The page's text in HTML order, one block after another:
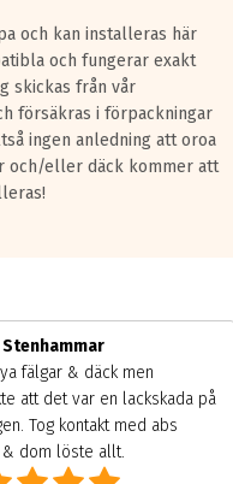
och kan installeras här
och fungerar exakt
skickas från vår
försäkras i förpackningar
ingen anledning att oroa
och/eller däck kommer att
Stenhammar
fälgar & däck men
att det var en lackskada på
Tog kontakt med abs
dom löste allt.